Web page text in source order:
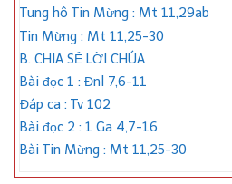
Tung hô Tin Mừng : Mt 11,29ab
Tin Mừng : Mt 11,25-30
B. CHIA SẺ LỜI CHÚA
Bài đọc 1 : Đnl 7,6-11
Đáp ca : Tv 102
Bài đọc 2 : 1 Ga 4,7-16
Bài Tin Mừng : Mt 11,25-30